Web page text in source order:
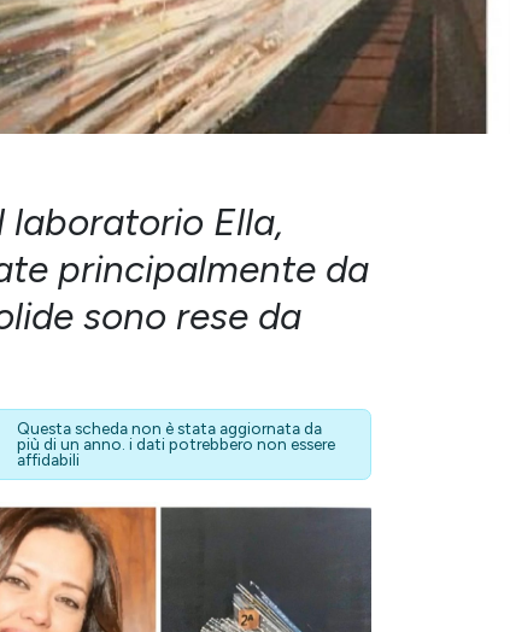
Ella,
principalmente da
sono rese da
Questa scheda non è stata aggiornata da
più di un anno. i dati potrebbero non essere
affidabili